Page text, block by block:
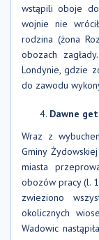
wstąpili oboje
wojnie nie
rodzina (żona
obozach
Londynie, gdzie
do zawodu
Dawne
Wraz z
Gminy
miasta
obozów pracy (l.
zwieziono
okolicznych
Wadowic